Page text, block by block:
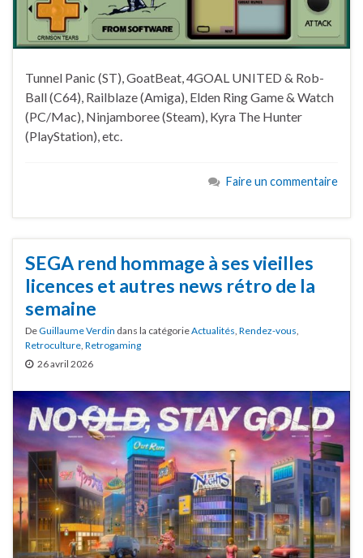
Tunnel Panic (ST), GoatBeat, 4GOAL UNITED & Rob-
Ball (C64), Railblaze (Amiga), Elden Ring Game & Watch
(PC/Mac), Ninjamboree (Steam), Kyra The Hunter
(PlayStation), etc.
Faire un commentaire
SEGA rend hommage à ses vieilles
licences et autres news rétro de la
semaine
DeGuillaume Verdin dans la catégorieActualités, Rendez-vous,
Retroculture, Retrogaming
26 avril 2026